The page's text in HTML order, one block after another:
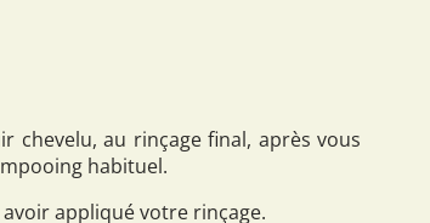
chevelu, au rinçage final, après vous
habituel.
appliqué votre rinçage.